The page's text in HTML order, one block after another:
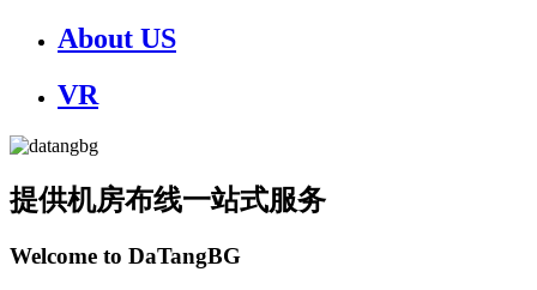
About US
VR
提供机房布线一站式服务
Welcome to DaTangBG